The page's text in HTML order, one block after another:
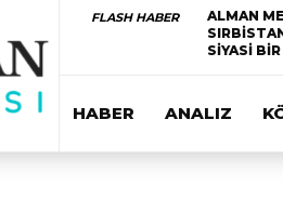
FLASH HABER
ALMAN
SİYASİ
HABER ANALIZ